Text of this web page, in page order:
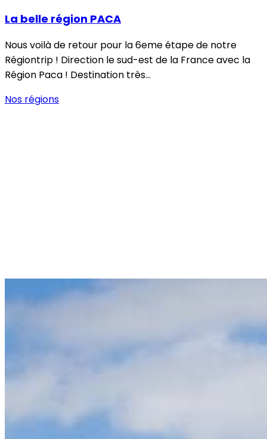
La belle région PACA
Nous voilà de retour pour la 6eme étape de notre
Régiontrip ! Direction le sud-est de la France avec la
Région Paca ! Destination très…
Nos régions